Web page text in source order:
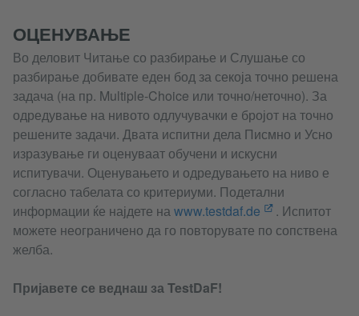
ОЦЕНУВАЊЕ
Во деловит Читање со разбирање и Слушање со
разбирање добивате еден бод за секоја точно решена
задача (на пр. Multiple-Choice или точно/неточно). За
одредување на нивото одлучувачки е бројот на точно
решените задачи. Двата испитни дела Писмно и Усно
изразување ги оценуваат обучени и искусни
испитувачи. Оценувањето и одредувањето на ниво е
согласно табелата со критериуми. Подетални
информации ќе најдете наwww.testdaf.de
. Испитот
можете неограничено да го повторувате по сопствена
желба.
Пријавете се веднаш за TestDaF!